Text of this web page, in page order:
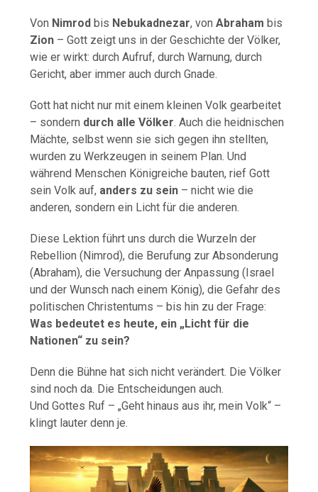
Von Nimrod bis Nebukadnezar, vonAbraham bis
Zion – Gott zeigt uns in der Geschichte der Völker,
wie er wirkt: durch Aufruf, durch Warnung, durch
Gericht, aber immer auch durch Gnade.
Gott hat nicht nur mit einem kleinen Volk gearbeitet
– sondern durch alle Völker. Auch die heidnischen
Mächte, selbst wenn sie sich gegen ihn stellten,
wurden zu Werkzeugen in seinem Plan. Und
während Menschen Königreiche bauten, rief Gott
sein Volk auf, anders zu sein – nicht wie die
anderen, sondern ein Licht für die anderen.
Diese Lektion führt uns durch die Wurzeln der
Rebellion (Nimrod), die Berufung zur Absonderung
(Abraham), die Versuchung der Anpassung (Israel
und der Wunsch nach einem König), die Gefahr des
politischen Christentums – bis hin zu der Frage:
Was bedeutet es heute, ein „Licht für die
Nationen“ zu sein?
Denn die Bühne hat sich nicht verändert. Die Völker
sind noch da. Die Entscheidungen auch.
Und Gottes Ruf – „Geht hinaus aus ihr, mein Volk“ –
klingt lauter denn je.